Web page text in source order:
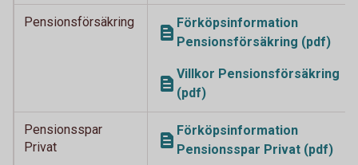
Pensionsförsäkring
Förköpsinformation
Pensionsförsäkring (pdf)
Villkor Pensionsförsäkring
(pdf)
Pensionsspar
Privat
Förköpsinformation
Pensionsspar Privat (pdf)